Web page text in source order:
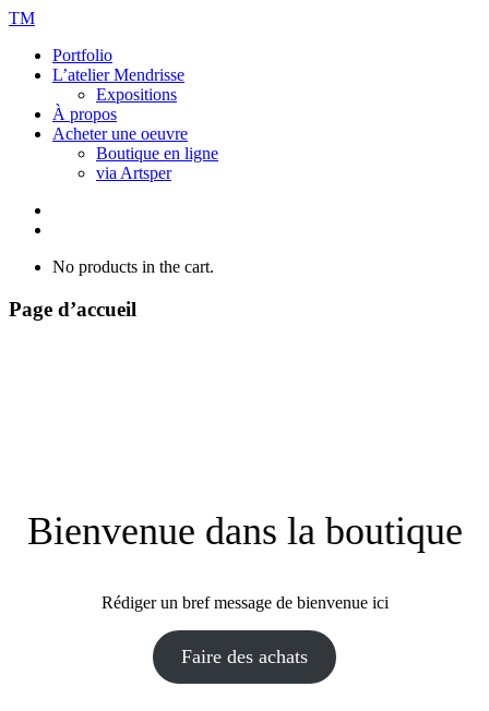
TM
Portfolio
L’atelier Mendrisse
Expositions
À propos
Acheter une oeuvre
Boutique en ligne
via Artsper
No products in the cart.
Page d’accueil
Bienvenue dans la boutique
Rédiger un bref message de bienvenue ici
Faire des achats